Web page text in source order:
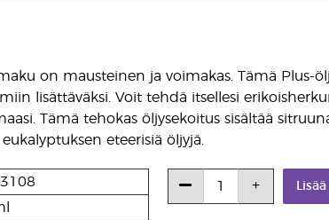
on mausteinen ja voimakas. Tämä Plus-
lisättäväksi. Voit tehdä itsellesi
Tämä tehokas öljysekoitus sisältää
eteerisiä öljyjä.